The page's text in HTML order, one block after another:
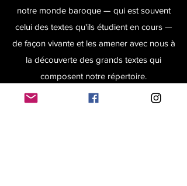
notre monde baroque — qui est souvent
celui des textes qu'ils étudient en cours —
de façon vivante et les amener avec nous à
la découverte des grands textes qui
composent notre répertoire.
Ces ateliers pédagogiques et pratiques,